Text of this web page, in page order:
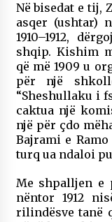
Në bisedat e tij,
asqer (ushtar)
1910–1912,
shqip. Kishim
që më 1909 u
për një
“Sheshullaku i
caktua një
një për çdo
Bajrami e
turq ua ndaloi
Me shpalljen e
nëntor 1912
rilindësve tanë